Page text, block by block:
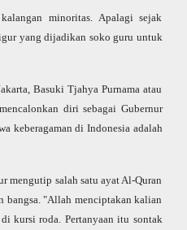
minoritas. Apalagi sejak
yang dijadikan soko guru untuk
Basuki Tjahya Purnama atau
diri sebagai Gubernur
keberagaman di Indonesia adalah
mengutip salah satu ayat Al-Quran
bangsa. "Allah menciptakan kalian
kursi roda. Pertanyaan itu sontak